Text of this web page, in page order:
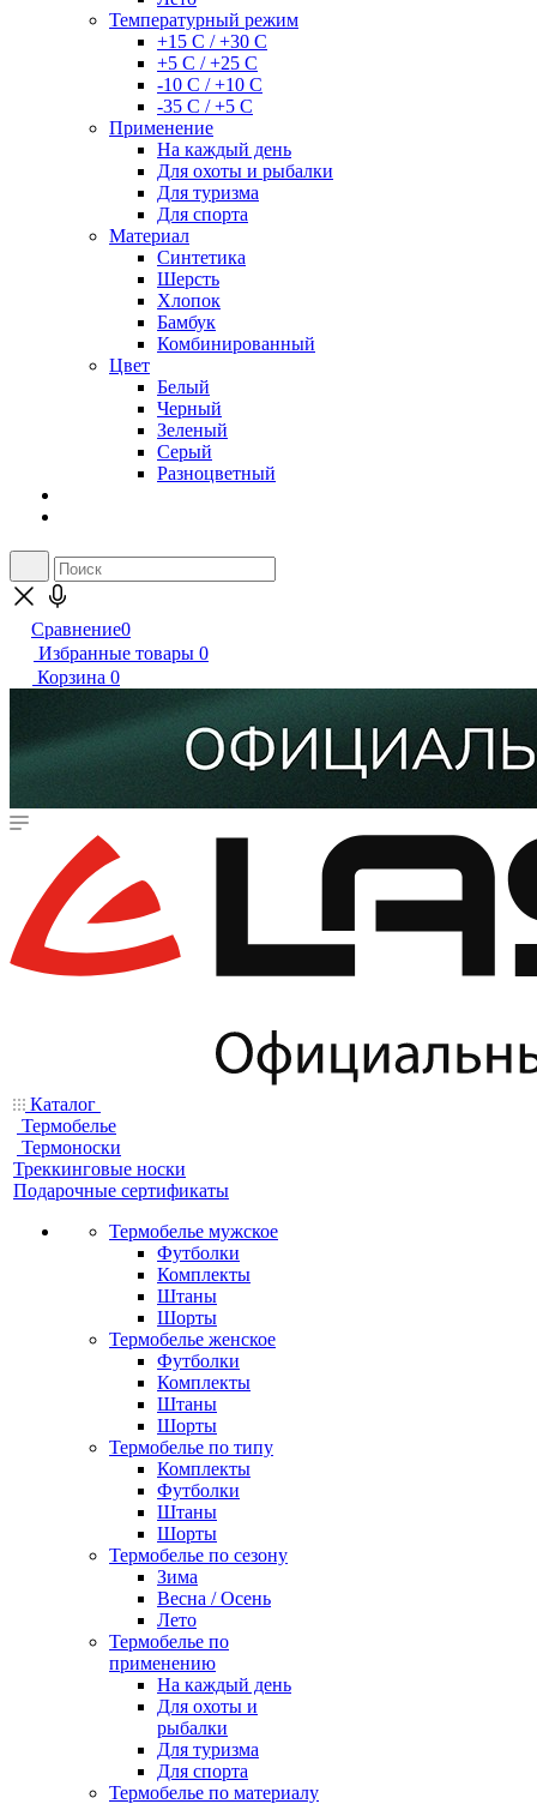
Температурный режим
+15 С / +30 С
+5 С / +25 С
-10 С / +10 С
-35 С / +5 С
Применение
На каждый день
Для охоты и рыбалки
Для туризма
Для спорта
Материал
Синтетика
Шерсть
Хлопок
Бамбук
Комбинированный
Цвет
Белый
Черный
Зеленый
Серый
Разноцветный
Сравнение0
Избранные товары 0
Корзина 0
Каталог
Термобелье
Термоноски
Треккинговые носки
Подарочные сертификаты
Термобелье мужское
Футболки
Комплекты
Штаны
Шорты
Термобелье женское
Футболки
Комплекты
Штаны
Шорты
Термобелье по типу
Комплекты
Футболки
Штаны
Шорты
Термобелье по сезону
Зима
Весна / Осень
Лето
Термобелье по
применению
На каждый день
Для охоты и
рыбалки
Для туризма
Для спорта
Термобелье по материалу